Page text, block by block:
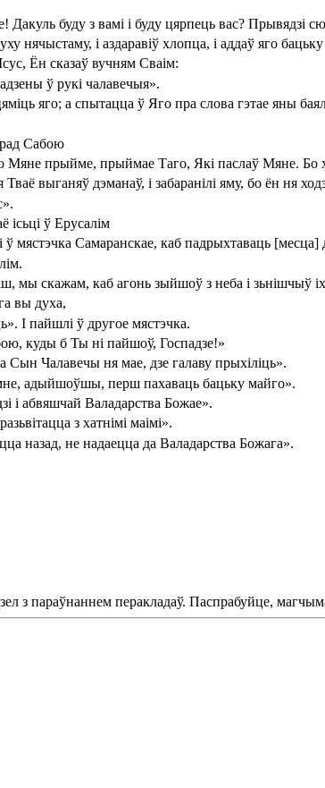
Дакуль буду з вамі і буду цярпець вас? Прывядзі
нячыстаму, і аздаравіў хлопца, і аддаў яго
Ён сказаў вучням Сваім:
ў рукі чалавечыя».
яго; а спытацца ў Яго пра слова гэтае яны
Сабою
прыйме, прыймае Таго, Які паслаў Мяне. Бо
выганяў дэманаў, і забаранілі яму, бо ён ня
ісьці ў Ерусалім
мястэчка Самаранскае, каб падрыхтаваць [месца]
скажам, каб агонь зыйшоў з неба і зьнішчыў іх,
вы духа,
І пайшлі ў другое мястэчка.
куды б Ты ні пайшоў, Госпадзе!»
Чалавечы ня мае, дзе галаву прыхіліць».
адыйшоўшы, перш пахаваць бацьку майго».
і абвяшчай Валадарства Божае».
з хатнімі маімі».
назад, не надаецца да Валадарства Божага».
з параўнаннем перакладаў. Паспрабуйце,